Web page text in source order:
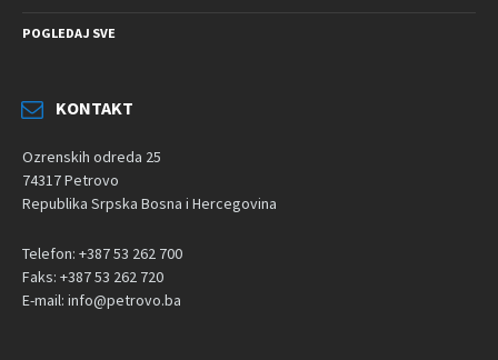
POGLEDAJ SVE
KONTAKT
Ozrenskih odreda 25
74317 Petrovo
Republika Srpska Bosna i Hercegovina
Telefon: +387 53 262 700
Faks: +387 53 262 720
E-mail: info@petrovo.ba